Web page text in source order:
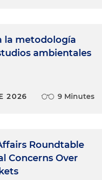
la metodología
ambientales
2026 9 Minutes
Roundtable
Concerns Over